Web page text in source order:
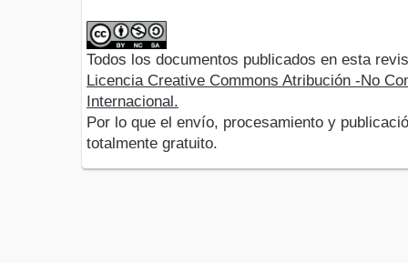
Todos los documentos publicados en esta
Licencia Creative Commons Atribución -No
Internacional.
Por lo que el envío, procesamiento y
totalmente gratuito.